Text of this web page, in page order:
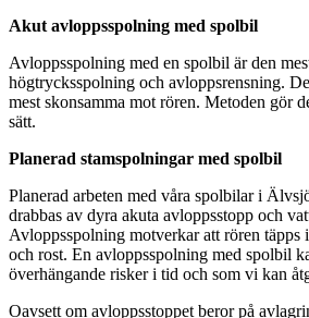
Akut avloppsspolning med spolbil
Avloppsspolning med en spolbil är den
högtrycksspolning och avloppsrensning.
mest skonsamma mot rören. Metoden gör
sätt.
Planerad stamspolningar med spolbil
Planerad arbeten med våra spolbilar i
drabbas av dyra akuta avloppsstopp och
Avloppsspolning motverkar att rören täpps
och rost. En avloppsspolning med spolbil
överhängande risker i tid och som vi kan
Oavsett om avloppsstoppet beror på